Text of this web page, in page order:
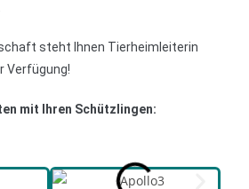
steht Ihnen Tierheimleiterin
Verfügung!
mit Ihren Schützlingen: